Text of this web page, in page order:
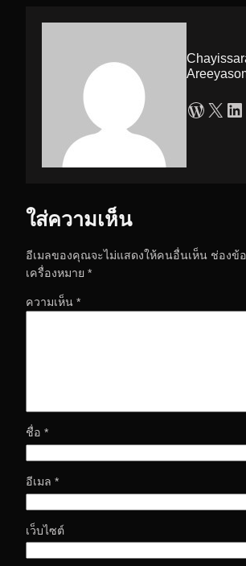
WordPress X LinkedIn
ใส่ความเห็น
อีเมลของคุณจะไม่แสดงให้คนอื่นเห็น ช่องข้
เครื่องหมาย *
ความเห็น *
ชื่อ *
อีเมล *
เว็บไซต์